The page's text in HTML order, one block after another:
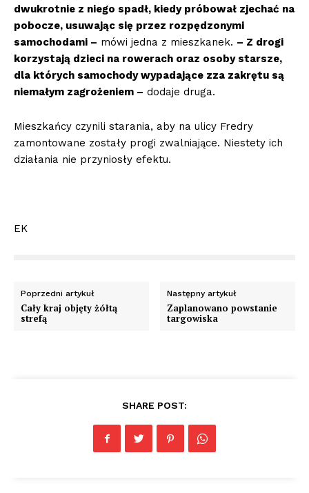
dwukrotnie z niego spadł, kiedy próbował zjechać na
pobocze, usuwając się przez rozpędzonymi
samochodami – mówi jedna z mieszkanek. – Z drogi
korzystają dzieci na rowerach oraz osoby starsze,
dla których samochody wypadające zza zakrętu są
niemałym zagrożeniem – dodaje druga.
Mieszkańcy czynili starania, aby na ulicy Fredry
zamontowane zostały progi zwalniające. Niestety ich
działania nie przyniosły efektu.
EK
Poprzedni artykuł
Cały kraj objęty żółtą
strefą
Następny artykuł
Zaplanowano powstanie
targowiska
SHARE POST: